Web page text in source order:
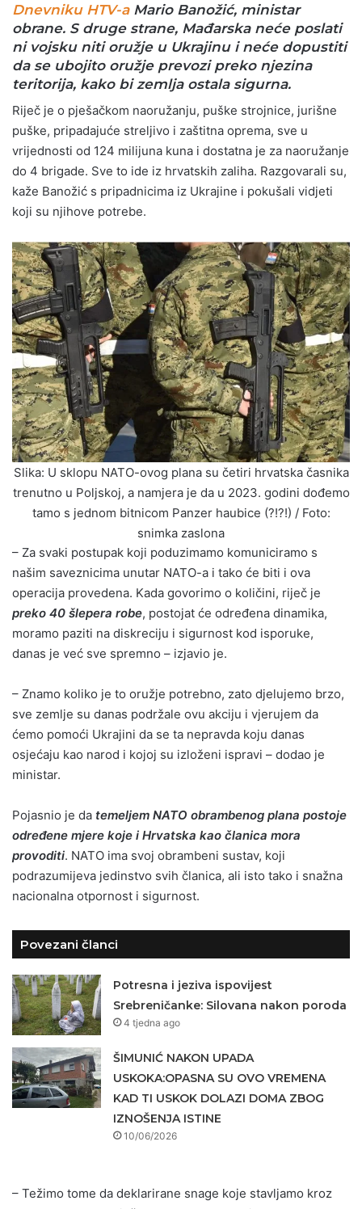
Dnevniku HTV-aMario Banožić, ministar
obrane. S druge strane, Mađarska neće poslati
ni vojsku niti oružje u Ukrajinu i neće dopustiti
da se ubojito oružje prevozi preko njezina
teritorija, kako bi zemlja ostala sigurna.
Riječ je o pješačkom naoružanju, puške strojnice, jurišne
puške, pripadajuće streljivo i zaštitna oprema, sve u
vrijednosti od 124 milijuna kuna i dostatna je za naoružanje
do 4 brigade. Sve to ide iz hrvatskih zaliha. Razgovarali su,
kaže Banožić s pripadnicima iz Ukrajine i pokušali vidjeti
koji su njihove potrebe.
Slika: U sklopu NATO-ovog plana su četiri hrvatska časnika
trenutno u Poljskoj, a namjera je da u 2023. godini dođemo
tamo s jednom bitnicom Panzer haubice (?!?!) / Foto:
snimka zaslona
– Za svaki postupak koji poduzimamo komuniciramo s
našim saveznicima unutar NATO-a i tako će biti i ova
operacija provedena. Kada govorimo o količini, riječ je
preko 40 šlepera robe, postojat će određena dinamika,
moramo paziti na diskreciju i sigurnost kod isporuke,
danas je već sve spremno – izjavio je.
– Znamo koliko je to oružje potrebno, zato djelujemo brzo,
sve zemlje su danas podržale ovu akciju i vjerujem da
ćemo pomoći Ukrajini da se ta nepravda koju danas
osjećaju kao narod i kojoj su izloženi ispravi – dodao je
ministar.
Pojasnio je da temeljem NATO obrambenog plana postoje
određene mjere koje i Hrvatska kao članica mora
provoditi. NATO ima svoj obrambeni sustav, koji
podrazumijeva jedinstvo svih članica, ali isto tako i snažna
nacionalna otpornost i sigurnost.
Povezani članci
Potresna i jeziva ispovijest
Srebreničanke: Silovana nakon poroda
4 tjedna ago
ŠIMUNIĆ NAKON UPADA
USKOKA:OPASNA SU OVO VREMENA
KAD TI USKOK DOLAZI DOMA ZBOG
IZNOŠENJA ISTINE
10/06/2026
– Težimo tome da deklarirane snage koje stavljamo kroz